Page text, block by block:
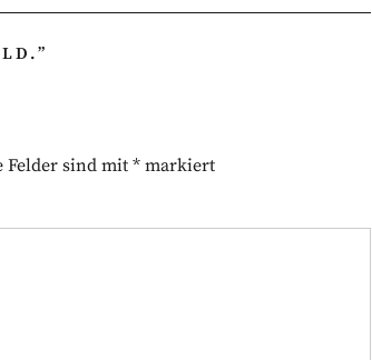
”
sind mit* markiert